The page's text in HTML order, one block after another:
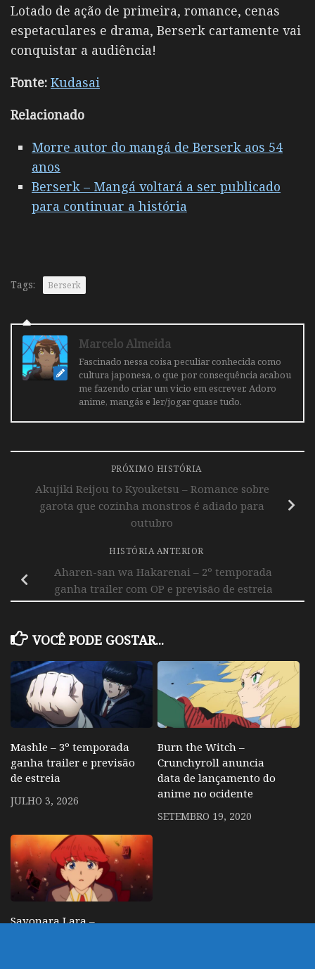
Lotado de ação de primeira, romance, cenas
espetaculares e drama, Berserk cartamente vai
conquistar a audiência!
Fonte: Kudasai
Relacionado
Morre autor do mangá de Berserk aos 54
anos
Berserk – Mangá voltará a ser publicado
para continuar a história
Tags: Berserk
Marcelo Almeida
Fascinado nessa coisa peculiar conhecida como
cultura japonesa, o que por consequência acabou
me fazendo criar um vicio em escrever. Adoro
anime, mangás e ler/jogar quase tudo.
PRÓXIMO HISTÓRIA
Akujiki Reijou to Kyouketsu – Romance sobre
garota que cozinha monstros é adiado para
outubro
HISTÓRIA ANTERIOR
Aharen-san wa Hakarenai – 2º temporada
ganha trailer com OP e previsão de estreia
VOCÊ PODE GOSTAR...
Mashle – 3º temporada
ganha trailer e previsão
de estreia
JULHO 3, 2026
Burn the Witch –
Crunchyroll anuncia
data de lançamento do
anime no ocidente
SETEMBRO 19, 2020
Sayonara Lara –